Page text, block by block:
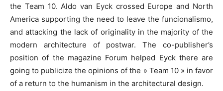
the Team 10. Aldo van Eyck crossed Europe and North
America supporting the need to leave the funcionalismo,
and attacking the lack of originality in the majority of the
modern architecture of postwar. The co-publisher’s
position of the magazine Forum helped Eyck there are
going to publicize the opinions of the » Team 10 » in favor
of a return to the humanism in the architectural design.